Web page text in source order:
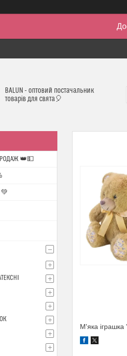
BALUN - оптовий постачальник
товарів для свята🎈
М'яка
👑💵
💚